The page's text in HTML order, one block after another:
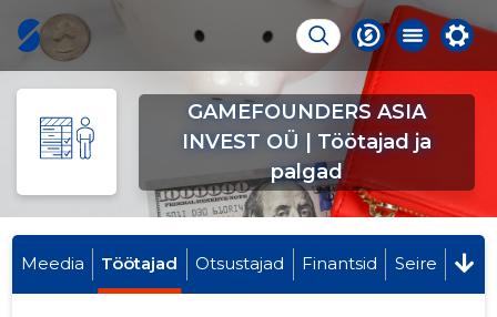
GAMEFOUNDERS ASIA
INVEST OÜ | Töötajad ja
palgad
Meedia Töötajad Otsustajad Finantsid Seire